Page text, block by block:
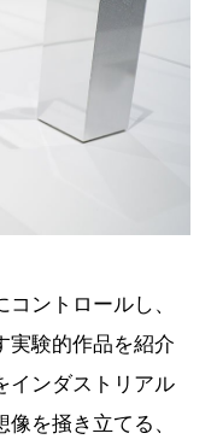
ントロールし、
実験的作品を紹介
インダストリアル
を掻き立てる、